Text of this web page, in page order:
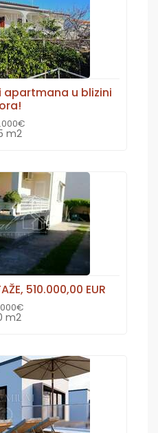
apartmana u blizini
m2
510.000,00 EUR
m2